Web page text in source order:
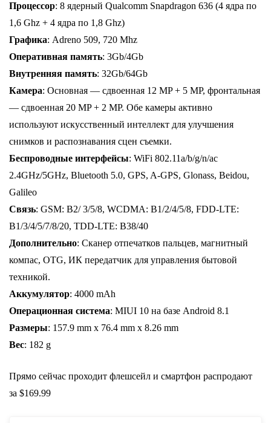
Процессор: 8 ядерный Qualcomm Snapdragon 636 (4 ядра по
1,6 Ghz + 4 ядра по 1,8 Ghz)
Графика: Adreno 509, 720 Mhz
Оперативная память: 3Gb/4Gb
Внутренняя память: 32Gb/64Gb
Камера: Основная — сдвоенная 12 MP + 5 MP, фронтальная
— сдвоенная 20 MP + 2 MP. Обе камеры активно
используют искусственный интеллект для улучшения
снимков и распознавания сцен съемки.
Беспроводные интерфейсы: WiFi 802.11a/b/g/n/ac
2.4GHz/5GHz, Bluetooth 5.0, GPS, A-GPS, Glonass, Beidou,
Galileo
Связь: GSM: B2/ 3/5/8, WCDMA: B1/2/4/5/8, FDD-LTE:
B1/3/4/5/7/8/20, TDD-LTE: B38/40
Дополнительно: Сканер отпечатков пальцев, магнитный
компас, OTG, ИК передатчик для управления бытовой
техникой.
Аккумулятор: 4000 mAh
Операционная система: MIUI 10 на базе Android 8.1
Размеры: 157.9 mm х 76.4 mm х 8.26 mm
Вес: 182 g
Прямо сейчас проходит флешсейл и смартфон распродают
за $169.99